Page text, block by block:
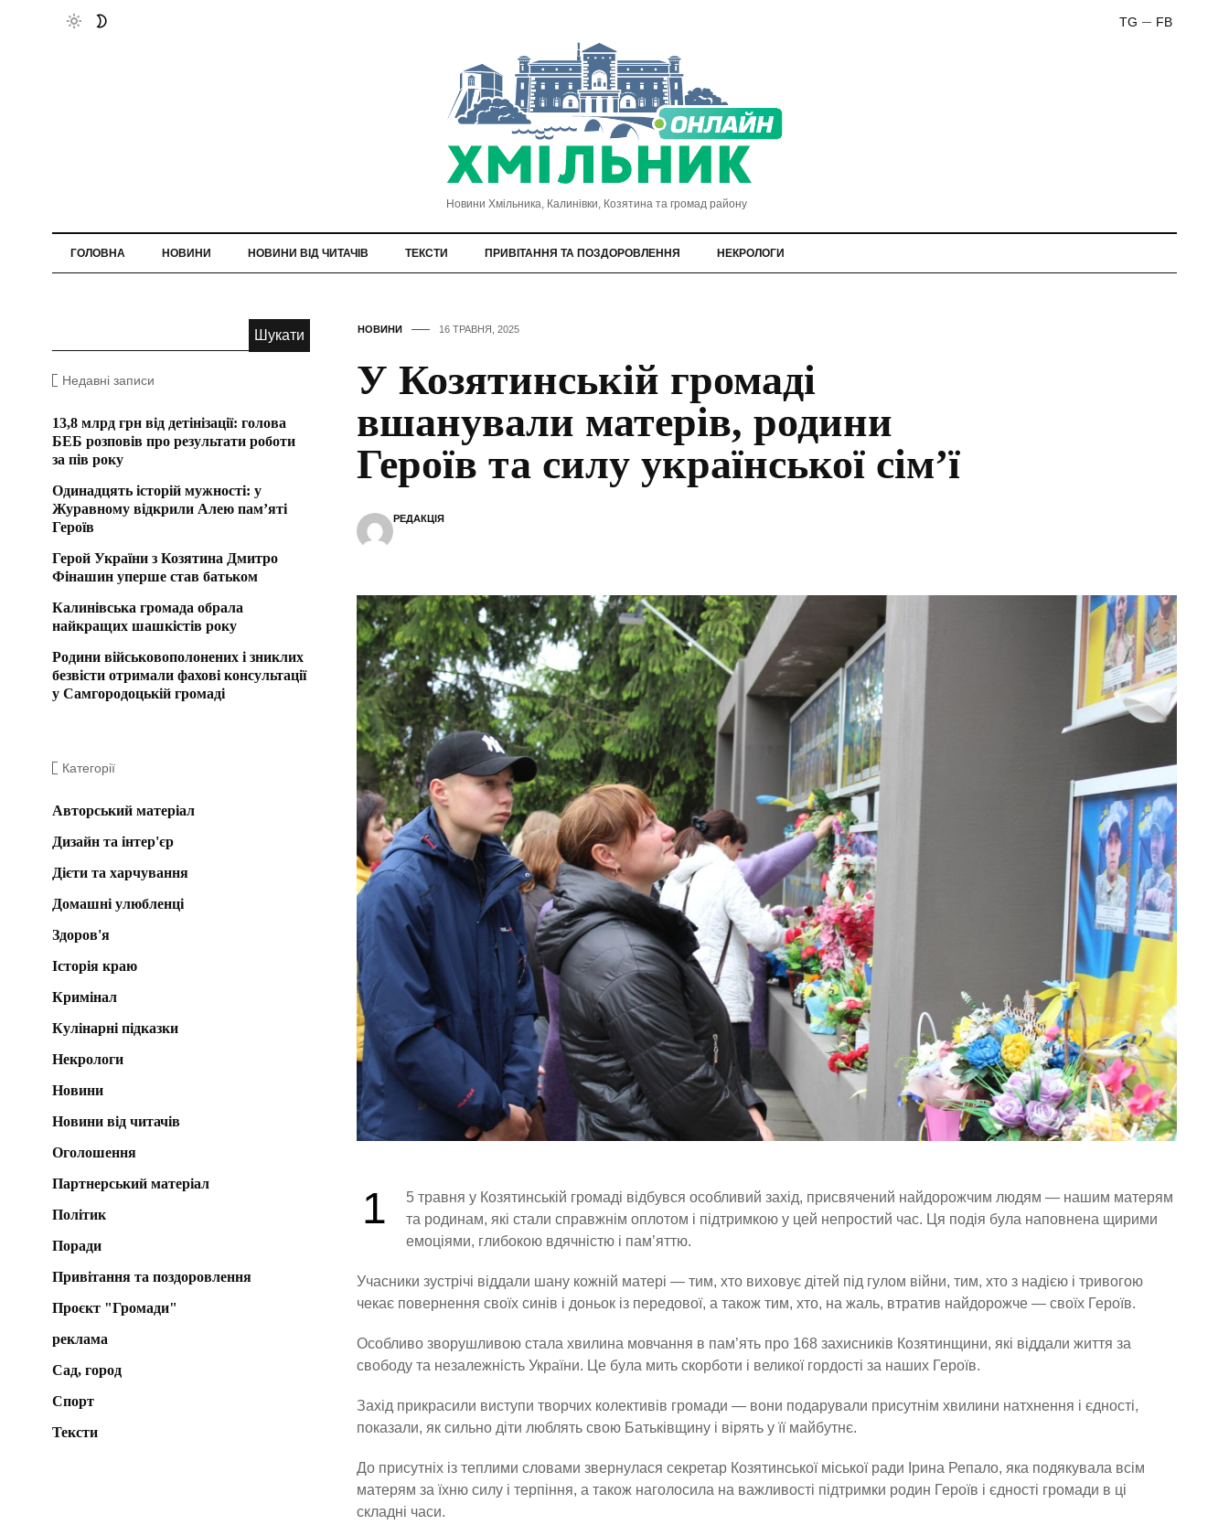
FB
TG
Новини Хмільника, Калинівки, Козятина та громад району
ГОЛОВНА НОВИНИ НОВИНИ ВІД ЧИТАЧІВ ТЕКСТИ ПРИВІТАННЯ ТА ПОЗДОРОВЛЕННЯ НЕКРОЛОГИ
НОВИНИ 16 ТРАВНЯ, 2025
У Козятинській громаді
вшанували матерів, родини
Героїв та силу української сім’ї
РЕДАКЦІЯ
1
5 травня у Козятинській громаді відбувся особливий захід, присвячений найдорожчим людям — нашим матерям
та родинам, які стали справжнім оплотом і підтримкою у цей непростий час. Ця подія була наповнена щирими
емоціями, глибокою вдячністю і пам’яттю.
Учасники зустрічі віддали шану кожній матері — тим, хто виховує дітей під гулом війни, тим, хто з надією і тривогою
чекає повернення своїх синів і доньок із передової, а також тим, хто, на жаль, втратив найдорожче — своїх Героїв.
Особливо зворушливою стала хвилина мовчання в пам’ять про 168 захисників Козятинщини, які віддали життя за
свободу та незалежність України. Це була мить скорботи і великої гордості за наших Героїв.
Захід прикрасили виступи творчих колективів громади — вони подарували присутнім хвилини натхнення і єдності,
показали, як сильно діти люблять свою Батьківщину і вірять у її майбутнє.
До присутніх із теплими словами звернулася секретар Козятинської міської ради Ірина Репало, яка подякувала всім
матерям за їхню силу і терпіння, а також наголосила на важливості підтримки родин Героїв і єдності громади в ці
складні часи.
Недавні записи
13,8 млрд грн від детінізації: голова
БЕБ розповів про результати роботи
за пів року
Одинадцять історій мужності: у
Журавному відкрили Алею пам’яті
Героїв
Герой України з Козятина Дмитро
Фінашин уперше став батьком
Калинівська громада обрала
найкращих шашкістів року
Родини військовополонених і зниклих
безвісти отримали фахові консультації
у Самгородоцькій громаді
Категорії
Авторський матеріал
Дизайн та інтер'єр
Дієти та харчування
Домашні улюбленці
Здоров'я
Історія краю
Кримінал
Кулінарні підказки
Некрологи
Новини
Новини від читачів
Оголошення
Партнерський матеріал
Політик
Поради
Привітання та поздоровлення
Проєкт "Громади"
реклама
Сад, город
Спорт
Тексти